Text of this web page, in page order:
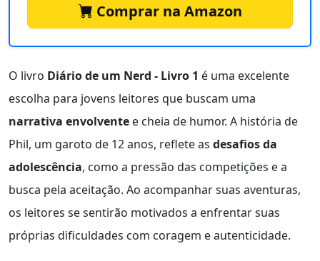
Comprar na Amazon
O livro Diário de um Nerd - Livro 1 é uma excelente
escolha para jovens leitores que buscam uma
narrativa envolvente e cheia de humor. A história de
Phil, um garoto de 12 anos, reflete as desafios da
adolescência, como a pressão das competições e a
busca pela aceitação. Ao acompanhar suas aventuras,
os leitores se sentirão motivados a enfrentar suas
próprias dificuldades com coragem e autenticidade.